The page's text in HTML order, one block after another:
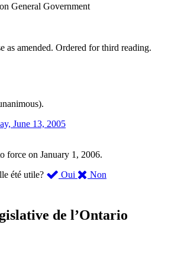
General Government
as amended. Ordered for third reading.
June 13, 2005
force on January 1, 2006.
été utile?
Oui ,
été
Non
m’a
de l’Ontario